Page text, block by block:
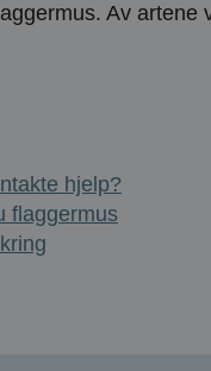
Av artene
hjelp?
flaggermus